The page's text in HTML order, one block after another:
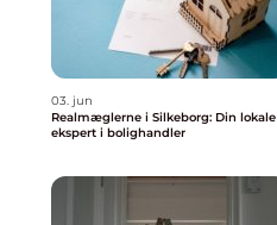
03. jun
Realmæglerne i Silkeborg: Din lokale
ekspert i bolighandler